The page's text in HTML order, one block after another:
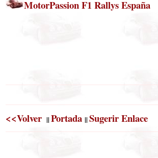
MotorPassion F1 Rallys España
<<Volver || Portada || Sugerir Enlace